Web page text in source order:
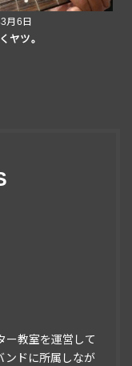
月6日
ヤツ。
ー教室を運営して
ンドに所属しなが